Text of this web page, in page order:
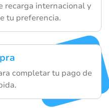
recarga internacional y
tu preferencia.
completar tu pago de